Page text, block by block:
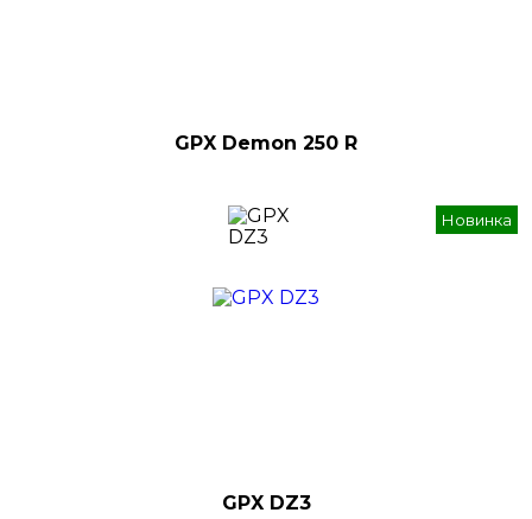
GPX Demon 250 R
Новинка
GPX DZ3